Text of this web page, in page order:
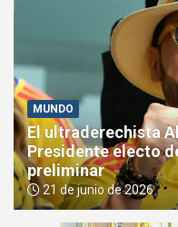
MUNDO
El ultraderechista
Presidente electo
preliminar
21 de junio de 2026